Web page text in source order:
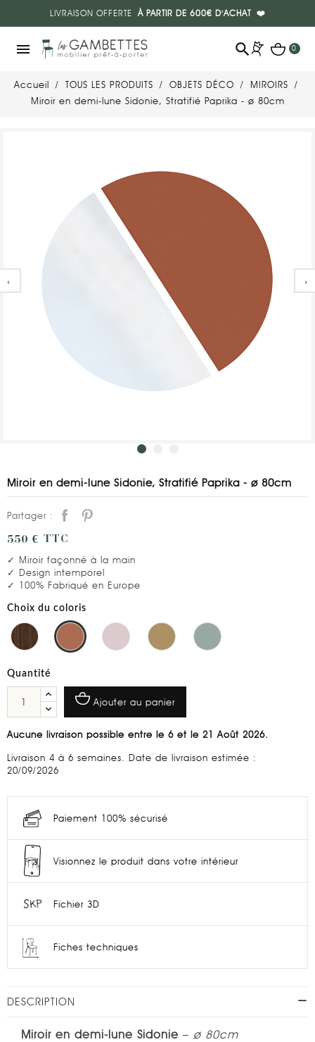
LIVRAISON OFFERTEÀ PARTIR DE 600€ D'ACHAT ❤️
menu search 0
Accueil TOUS LES PRODUITS OBJETS DÉCO
MIROIRS
Miroir en demi-lune Sidonie, Stratifié Paprika - ø 80cm
‹ ›
Miroir en demi-lune Sidonie, Stratifié Paprika - ø 80cm
Partager :
550 € TTC
✓ Miroir façonné à la main
✓ Design intemporel
✓ 100% Fabriqué en Europe
Choix du coloris
Quantité
Ajouter au panier
Aucune livraison possible entre le 6 et le 21 Août 2026.
Livraison 4 à 6 semaines. Date de livraison estimée :
20/09/2026
Paiement 100% sécurisé
Visionnez le produit dans votre intérieur
Fichier 3D
Fiches techniques
DESCRIPTION
Miroir en demi-lune Sidonie – ø 80cm